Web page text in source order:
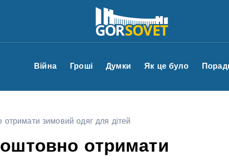
Війна Гроші Думки Як це було
зимовий одяг для дітей
отримати